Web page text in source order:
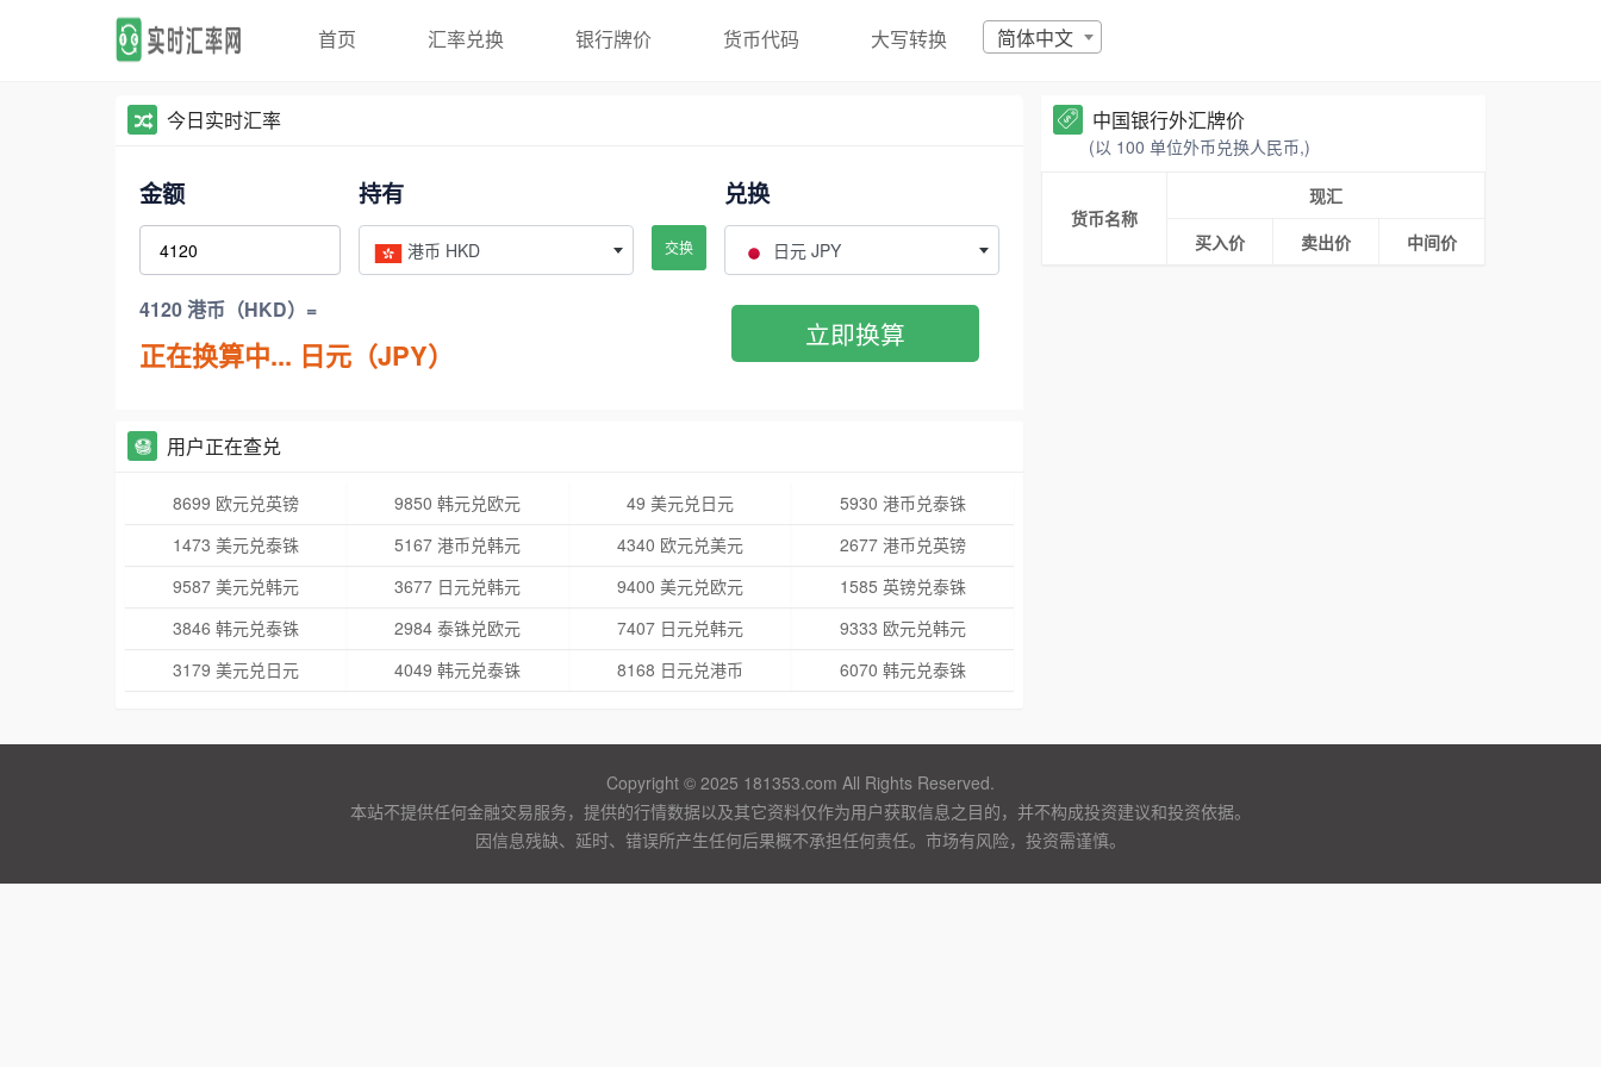
首页 汇率兑换 银行牌价 货币代码 大写转换 简体中文
今日实时汇率
金额 持有
港币 HKD 交换
兑换
日元 JPY
4120 港币（HKD）=
正在换算中... 日元（JPY）
立即换算
用户正在查兑
8699 欧元兑英镑 9850 韩元兑欧元 49 美元兑日元
5930 港币兑泰铢
1473 美元兑泰铢
5167 港币兑韩元 4340 欧元兑美元
2677 港币兑英镑
9587 美元兑韩元
3677 日元兑韩元 9400 美元兑欧元
1585 英镑兑泰铢
3846 韩元兑泰铢
2984 泰铢兑欧元 7407 日元兑韩元
9333 欧元兑韩元
3179 美元兑日元
4049 韩元兑泰铢 8168 日元兑港币 6070 韩元兑泰铢
中国银行外汇牌价
(以 100 单位外币兑换人民币,)
货币名称
现汇
买入价
卖出价 中间价
Copyright © 2025 181353.com All Rights Reserved.
本站不提供任何金融交易服务，提供的行情数据以及其它资料仅作为用户获取信息之目的，并不构成投资建议和投资依据。
因信息残缺、延时、错误所产生任何后果概不承担任何责任。市场有风险，投资需谨慎。